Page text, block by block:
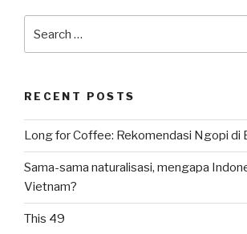
RECENT POSTS
Long for Coffee: Rekomendasi Ngopi di
Sama-sama naturalisasi, mengapa
Vietnam?
This 49